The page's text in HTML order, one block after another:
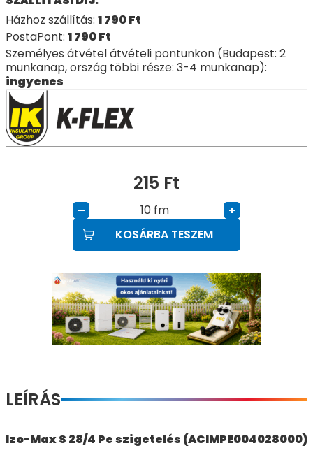
Házhoz szállítás: 1 790Ft
PostaPont: 1 790Ft
Személyes átvétel átvételi pontunkon (Budapest: 2
munkanap, ország többi része: 3-4 munkanap):
ingyenes
215 Ft
– fm
+
KOSÁRBA TESZEM
LEÍRÁS
Izo-Max S 28/4 Pe szigetelés (ACIMPE004028000)